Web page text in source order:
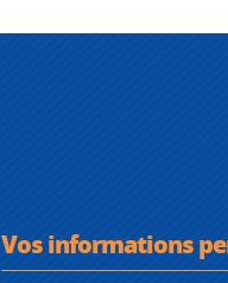
Vos informations